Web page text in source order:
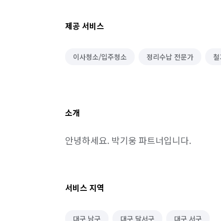
제공 서비스
이사청소/입주청소 정리수납 전문가
소개
안녕하세요. 박기웅 파트너입니다.
서비스 지역
대구 남구 대구 달서구 대구 서구